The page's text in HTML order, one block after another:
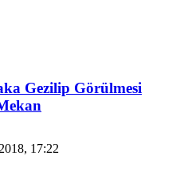
Gezilip Görülmesi
17:22